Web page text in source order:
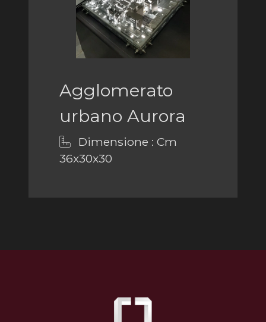
Agglomerato
urbano Aurora
Dimensione : Cm
36x30x30